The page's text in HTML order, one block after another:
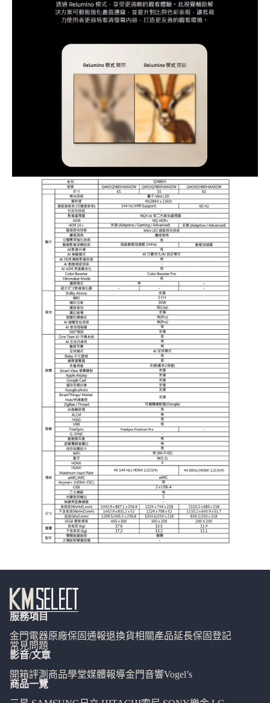
服務項目
金門電器原廠保固通報退換貨相關產品延長保固登記
常見問題
影音/文章
開箱評測 商品學堂媒體報導金門音響Vogel’s
商品一覽